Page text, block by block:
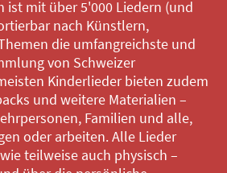
ist mit über 5'000 Liedern (und
nach Künstlern,
die umfangreichste und
von Schweizer
Kinderlieder bieten zudem
und weitere Materialien –
Familien und alle,
oder arbeiten. Alle Lieder
teilweise auch physisch –